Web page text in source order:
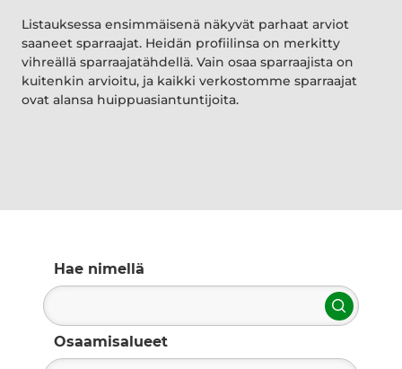
Listauksessa ensimmäisenä näkyvät parhaat arviot
saaneet sparraajat. Heidän profiilinsa on merkitty
vihreällä sparraajatähdellä. Vain osaa sparraajista on
kuitenkin arvioitu, ja kaikki verkostomme sparraajat
ovat alansa huippuasiantuntijoita.
Hae nimellä
Hae
Osaamisalueet